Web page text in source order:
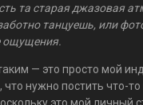
та старая джазовая
танцуешь, или
ощущения.
— это просто мой
что нужно постить что-